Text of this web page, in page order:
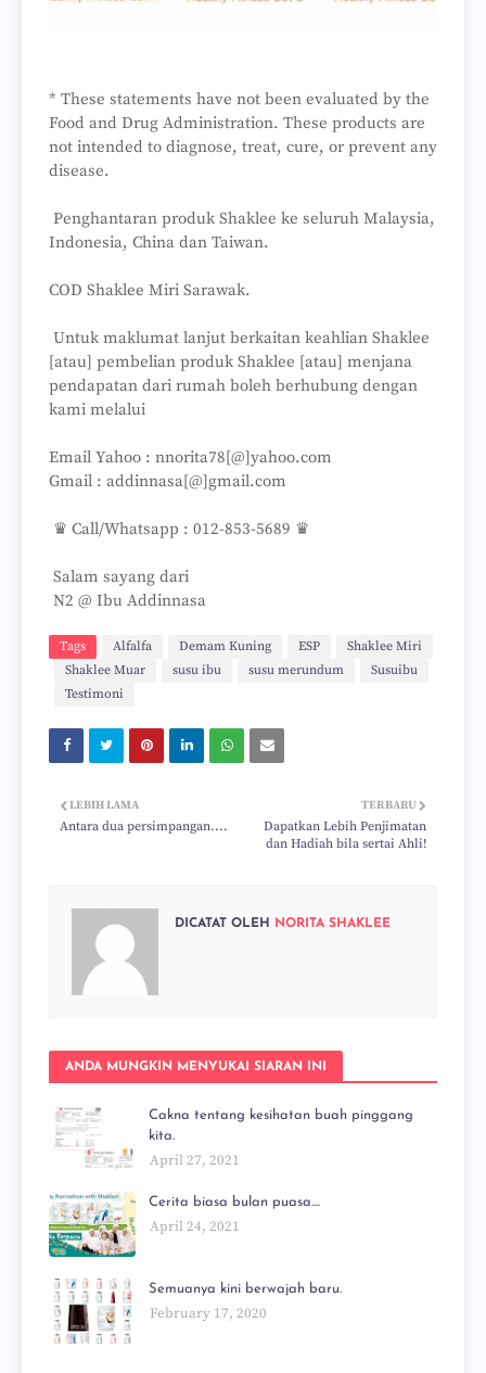
* These statements have not been evaluated by the
Food and Drug Administration. These products are
not intended to diagnose, treat, cure, or prevent any
disease.
Penghantaran produk Shaklee ke seluruh Malaysia,
Indonesia, China dan Taiwan.
COD Shaklee Miri Sarawak.
Untuk maklumat lanjut berkaitan keahlian Shaklee
[atau] pembelian produk Shaklee [atau] menjana
pendapatan dari rumah boleh berhubung dengan
kami melalui
Email Yahoo : nnorita78[@]yahoo.com
Gmail : addinnasa[@]gmail.com
♛ Call/Whatsapp : 012-853-5689 ♛
Salam sayang dari
N2 @ Ibu Addinnasa
Tags Alfalfa Demam Kuning ESP
Shaklee Miri
Shaklee Muar
susu ibu susu merundum
Susuibu
Testimoni
TERBARU
Dapatkan Lebih Penjimatan
dan Hadiah bila sertai Ahli!
LEBIH LAMA
Antara dua persimpangan....
DICATAT OLEH NORITA SHAKLEE
ANDA MUNGKIN MENYUKAI SIARAN INI
Cakna tentang kesihatan buah pinggang
kita.
April 27, 2021
Cerita biasa bulan puasa....
April 24, 2021
Semuanya kini berwajah baru.
February 17, 2020